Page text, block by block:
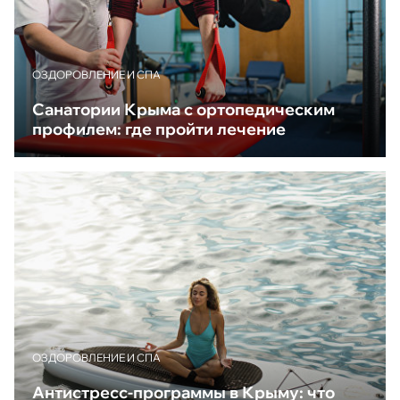
ОЗДОРОВЛЕНИЕ И СПА
Санатории Крыма с ортопедическим
профилем: где пройти лечение
ОЗДОРОВЛЕНИЕ И СПА
Антистресс-программы в Крыму: что